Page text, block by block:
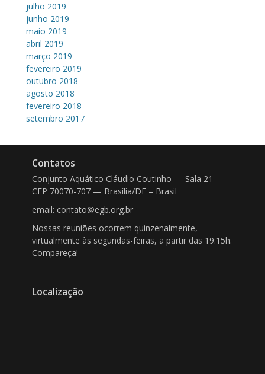
julho 2019
junho 2019
maio 2019
abril 2019
março 2019
fevereiro 2019
outubro 2018
agosto 2018
fevereiro 2018
setembro 2017
Contatos
Conjunto Aquático Cláudio Coutinho — Sala 21 —
CEP 70070-707 — Brasília/DF – Brasil
email: contato@egb.org.br
Nossas reuniões ocorrem quinzenalmente,
virtualmente às segundas-feiras, a partir das 19:15h.
Compareça!
Localização